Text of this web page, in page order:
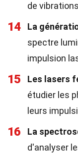
de
14 La
spectre
impulsion
15 Les lasers
étudier les
leurs
16 La
d'analyser